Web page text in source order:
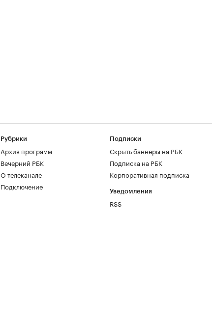
Рубрики
Архив программ
Вечерний РБК
О телеканале
Подключение
Подписки
Скрыть баннеры на РБК
Подписка на РБК
Корпоративная подписка
Уведомления
RSS